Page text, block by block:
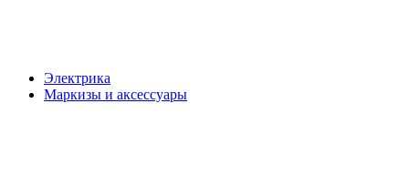
Электрика
Маркизы и аксессуары